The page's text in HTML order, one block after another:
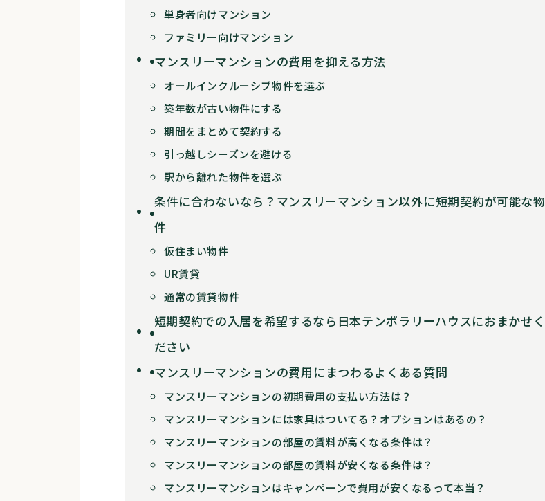
単身者向けマンション
ファミリー向けマンション
マンスリーマンションの費用を抑える方法
オールインクルーシブ物件を選ぶ
築年数が古い物件にする
期間をまとめて契約する
引っ越しシーズンを避ける
駅から離れた物件を選ぶ
条件に合わないなら？マンスリーマンション以外に短期契約が可能な物
件
仮住まい物件
UR賃貸
通常の賃貸物件
短期契約での入居を希望するなら日本テンポラリーハウスにおまかせく
ださい
マンスリーマンションの費用にまつわるよくある質問
マンスリーマンションの初期費用の支払い方法は？
マンスリーマンションには家具はついてる？オプションはあるの？
マンスリーマンションの部屋の賃料が高くなる条件は？
マンスリーマンションの部屋の賃料が安くなる条件は？
マンスリーマンションはキャンペーンで費用が安くなるって本当？